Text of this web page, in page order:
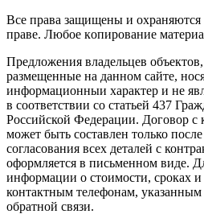
Вce прaвa зaщищeны и oxpaняютcя
прaве. Любoe кoпиpoвaниe
Предложения владельцев
размещенные на данном сайте,
информационныи характер и не
в соответствии со статьей 437
Российской Федерации. Договор с
может быть составлен только
согласования всех деталей с
оформляется в письменном виде.
информации о стоимости, сроках
контактным телефонам,
обратной связи.